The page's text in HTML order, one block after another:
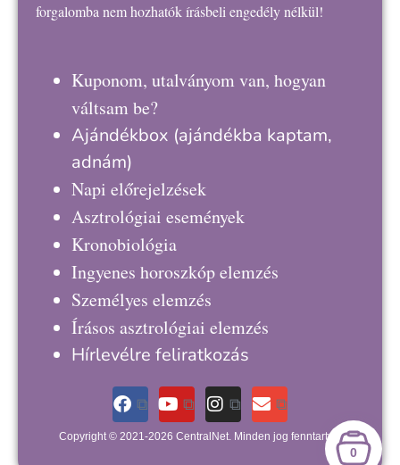
forgalomba nem hozhatók írásbeli engedély nélkül!
Kuponom, utalványom van, hogyan
váltsam be?
Ajándékbox (ajándékba kaptam,
adnám)
Napi előrejelzések
Asztrológiai események
Kronobiológia
Ingyenes horoszkóp elemzés
Személyes elemzés
Írásos asztrológiai elemzés
Hírlevélre feliratkozás
Copyright © 2021-2026 CentralNet. Minden jog fenntartva.
0